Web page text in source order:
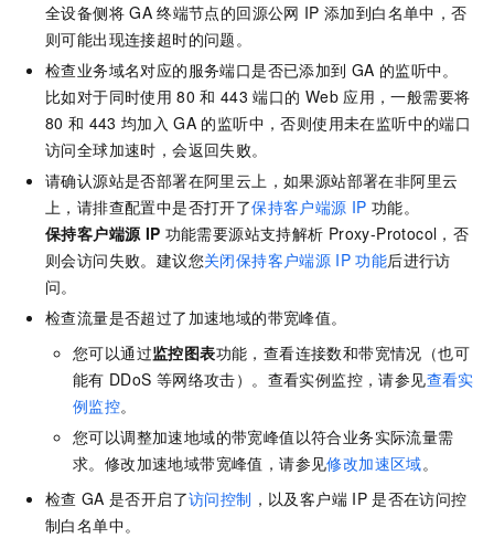
全设备侧将 GA 终端节点的回源公网 IP 添加到白名单中，否
则可能出现连接超时的问题。
检查业务域名对应的服务端口是否已添加到 GA 的监听中。
比如对于同时使用 80 和 443 端口的 Web 应用，一般需要将
80 和 443 均加入 GA 的监听中，否则使用未在监听中的端口
访问全球加速时，会返回失败。
请确认源站是否部署在阿里云上，如果源站部署在非阿里云
上，请排查配置中是否打开了保持客户端源 IP 功能。
保持客户端源 IP 功能需要源站支持解析 Proxy-Protocol，否
则会访问失败。建议您关闭保持客户端源 IP 功能后进行访
问。
检查流量是否超过了加速地域的带宽峰值。
您可以通过监控图表功能，查看连接数和带宽情况（也可
能有 DDoS 等网络攻击）。查看实例监控，请参见查看实
例监控。
您可以调整加速地域的带宽峰值以符合业务实际流量需
求。修改加速地域带宽峰值，请参见修改加速区域。
检查 GA 是否开启了访问控制 ，以及客户端 IP 是否在访问控
制白名单中。